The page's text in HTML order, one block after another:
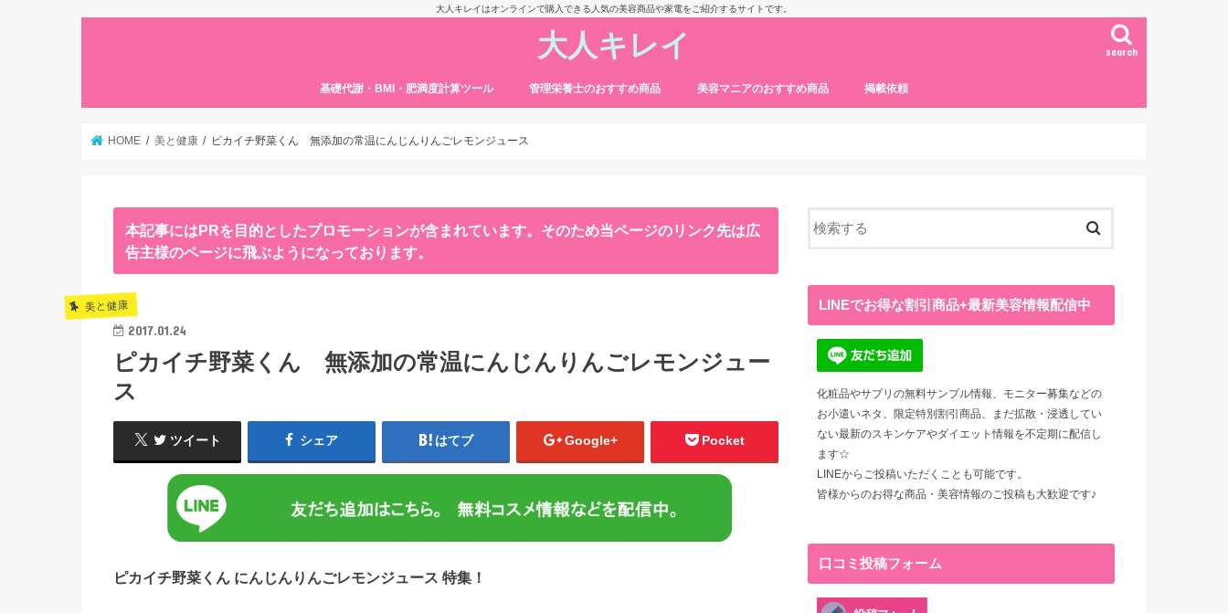
大人キレイはオンラインで購入できる人気の美容商品や家電をご紹介するサイトです。
大人キレイ search
基礎代謝・BMI・肥満度計算ツール 管理栄養士のおすすめ商品 美容マニアのおすすめ商品 掲載依頼
HOME 美と健康 ピカイチ野菜くん 無添加の常温にんじんりんごレモンジュース
本記事にはPRを目的としたプロモーションが含まれています。そのため当ページのリンク先は広
告主様のページに飛ぶようになっております。
美と健康
2017.01.24
ピカイチ野菜くん 無添加の常温にんじんりんごレモンジュー
ス
ツイート シェア はてブ Google+ Pocket
ピカイチ野菜くん にんじんりんごレモンジュース 特集！
LINEでお得な割引商品+最新美容情報配信中
化粧品やサプリの無料サンプル情報、モニター募集などの
お小遣いネタ、限定特別割引商品、まだ拡散・浸透してい
ない最新のスキンケアやダイエット情報を不定期に配信し
ます☆
LINEからご投稿いただくことも可能です。
皆様からのお得な商品・美容情報のご投稿も大歓迎です♪
口コミ投稿フォーム